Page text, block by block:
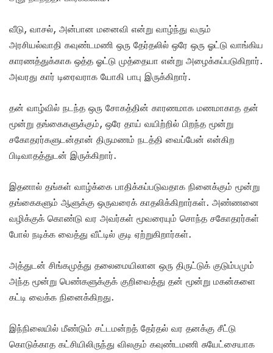
வீடு, வாசல், அன்பான மனைவி என்று வாழ்ந்து வரும்
அரசியல்வாதி கவுண்டமணி ஒரு தேர்தலில் ஒரே ஒரு ஓட்டு வாங்கிய
காரணத்துக்காக ஒத்த ஓட்டு முத்தையா என்று அழைக்கப்படுகிறார்.
அவரது கார் டிரைவராக யோகி பாபு இருக்கிறார்.
தன் வாழ்வில் நடந்த ஒரு சோகத்தின் காரணமாக மணமாகாத தன்
மூன்று தங்கைகளுக்கும், ஒரே தாய் வயிற்றில் பிறந்த மூன்று
சகோதரர்களுடன்தான் திருமணம் நடத்தி வைப்பேன் என்கிற
பிடிவாதத்துடன் இருக்கிறார்.
இதனால் தங்கள் வாழ்க்கை பாதிக்கப்படுவதாக நினைக்கும் மூன்று
தங்கைகளும் ஆளுக்கு ஒருவரைக் காதலிக்கிறார்கள். அண்ணனை
வழிக்குக் கொண்டு வர அவர்கள் மூவரையும் சொந்த சகோதரர்கள்
போல் நடிக்க வைத்து வீட்டில் குடி ஏற்றுகிறார்கள்.
அத்துடன் சிங்கமுத்து தலைமையிலான ஒரு திருட்டுக் குடும்பமும்
அந்த மூன்று பெண்களுக்குக் குறிவைத்து தன் மூன்று மகன்களை
கட்டி வைக்க நினைக்கிறது.
இந்நிலையில் மீண்டும் சட்டமன்றத் தேர்தல் வர தனக்கு சீட்டு
கொடுக்காத கட்சியிலிருந்து விலகும் கவுண்டமணி சுயேட்சையாக